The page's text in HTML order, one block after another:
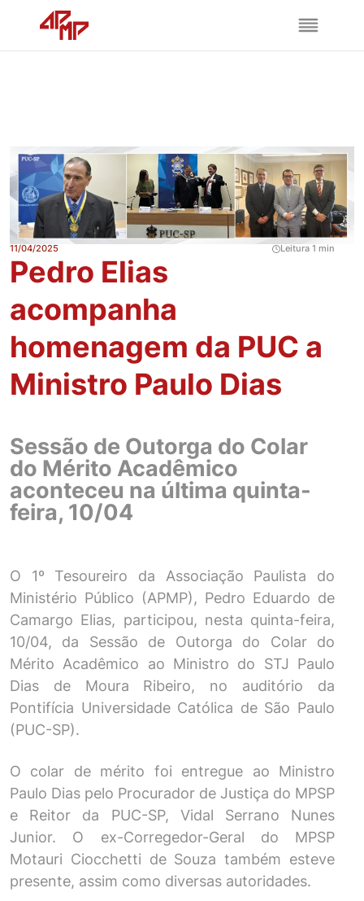
11/04/2025 Leitura 1 min
Pedro Elias
acompanha
homenagem da PUC a
Ministro Paulo Dias
Sessão de Outorga do Colar
do Mérito Acadêmico
aconteceu na última quinta-
feira, 10/04
O 1º Tesoureiro da Associação Paulista do
Ministério Público (APMP), Pedro Eduardo de
Camargo Elias, participou, nesta quinta-feira,
10/04, da Sessão de Outorga do Colar do
Mérito Acadêmico ao Ministro do STJ Paulo
Dias de Moura Ribeiro, no auditório da
Pontifícia Universidade Católica de São Paulo
(PUC-SP).
O colar de mérito foi entregue ao Ministro
Paulo Dias pelo Procurador de Justiça do MPSP
e Reitor da PUC-SP, Vidal Serrano Nunes
Junior. O ex-Corregedor-Geral do MPSP
Motauri Ciocchetti de Souza também esteve
presente, assim como diversas autoridades.